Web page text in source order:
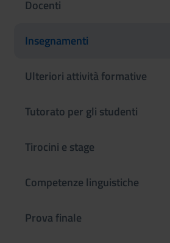
Docenti
Insegnamenti
Ulteriori attività formative
Tutorato per gli studenti
Tirocini e stage
Competenze linguistiche
Prova finale